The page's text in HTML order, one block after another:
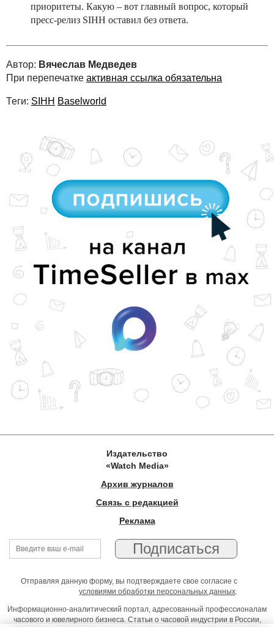
приоритеты. Какую – вот главный вопрос, который
пресс-релиз SIHH оставил без ответа.
Автор: Вячеслав Медведев
При перепечатке активная ссылка обязательна
Теги: SIHH Baselworld
Издательство
«Watch Media»
Архив журналов
Связь с редакцией
Реклама
Отправляя данную форму, вы подтверждаете свое согласие с
условиями обработки персональных данных.
Информационно-аналитический портал, адресованный профессионалам
часового и ювелирного бизнеса. Статьи о часовой индустрии в России,